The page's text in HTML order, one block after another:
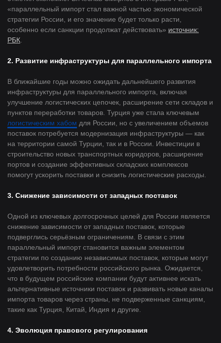
«параллельный импорт стал важной частью экономической
стратегии России, и его значение будет только расти,
особенно если санкции продолжат действовать» источник:
РБК
2. Развитие инфраструктуры для параллельного импорта
В ближайшие годы можно ожидать дальнейшего развития
инфраструктуры для параллельного импорта, включая
улучшение логистических цепочек, расширение сети складов и
пунктов переработки товаров. Турция уже стала ключевым
логистическим хабом для России, но с увеличением объемов
поставок потребуется модернизация инфраструктуры — как
на территории самой Турции, так и в России. Инвестиции в
строительство новых транспортных коридоров, расширение
портов и создание эффективных складских комплексов
помогут ускорить поставки и снизить логистические расходы.
3. Снижение зависимости от западных поставок
Одной из ключевых долгосрочных целей для России является
снижение зависимости от западных поставок, которые
подверглись серьёзным ограничениям. В связи с этим
параллельный импорт становится важным элементом
стратегии по созданию независимых поставок, которые могут
удовлетворить потребности российского рынка. Ожидается,
что в будущем российские компании будут активнее искать
альтернативные источники поставок и развивать новые каналы
импорта товаров через страны, не подверженные санкциям,
такие как Турция, Китай, Индия и другие.
4. Эволюция правового регулирования